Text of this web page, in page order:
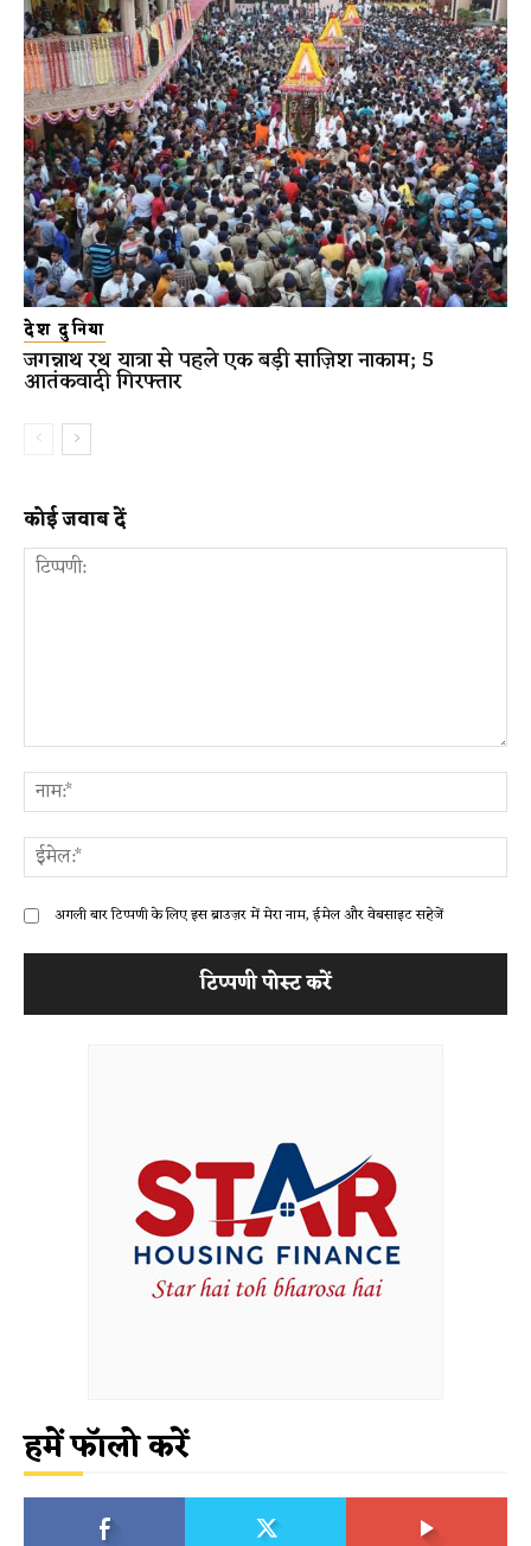
देश दुनिया
जगन्नाथ रथ यात्रा से पहले एक बड़ी साज़िश नाकाम; 5
आतंकवादी गिरफ्तार
कोई जवाब दें
अगली बार टिप्पणी के लिए इस ब्राउज़र में मेरा नाम, ईमेल और वेबसाइट सहेजें
हमें फॉलो करें